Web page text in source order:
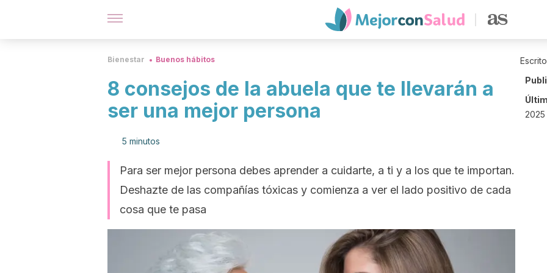
Bienestar Buenos hábitos
8 consejos de la abuela que te llevarán a
ser una mejor persona
5 minutos
Para ser mejor persona debes aprender a cuidarte, a ti y a los que te importan.
Deshazte de las compañías tóxicas y comienza a ver el lado positivo de cada
cosa que te pasa
2025